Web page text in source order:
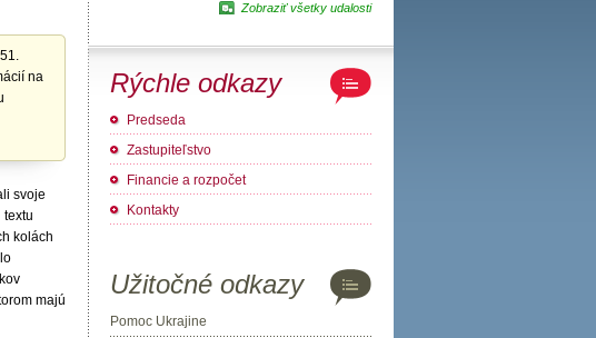
na
svoje
kolách
majú
Zobraziť všetky udalosti
Rýchle odkazy
Predseda
Zastupiteľstvo
Financie a rozpočet
Kontakty
Užitočné odkazy
Pomoc Ukrajine